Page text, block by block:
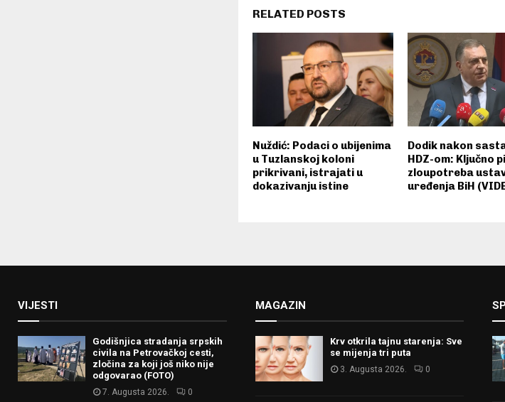
RELATED POSTS
Nuždić: Podaci o ubijenima
u Tuzlanskoj koloni
prikrivani, istrajati u
dokazivanju istine
Dodik nakon
HDZ-om: Ključno
zloupotreba
uređenja BiH
VIJESTI
Godišnjica stradanja srpskih
civila na Petrovačkoj cesti,
zločina za koji još niko nije
odgovarao (FOTO)
7. Augusta 2026. 0
MAGAZIN
Krv otkrila tajnu starenja: Sve
se mijenja tri puta
3. Augusta 2026. 0